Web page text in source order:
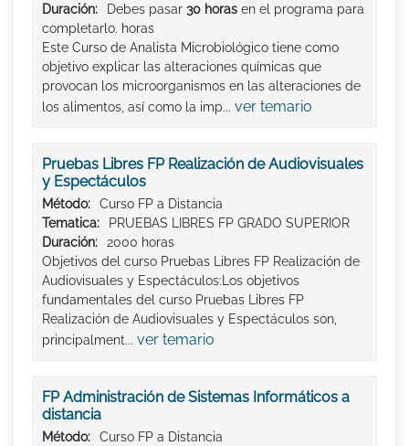
Duración: Debes pasar 30 horas en el programa para
completarlo. horas
Este Curso de Analista Microbiológico tiene como
objetivo explicar las alteraciones químicas que
provocan los microorganismos en las alteraciones de
los alimentos, así como la imp... ver temario
Pruebas Libres FP Realización de Audiovisuales
y Espectáculos
Método:
Curso FP a Distancia
Tematica:
PRUEBAS LIBRES FP GRADO SUPERIOR
Duración:
2000 horas
Objetivos del curso Pruebas Libres FP Realización de
Audiovisuales y Espectáculos:Los objetivos
fundamentales del curso Pruebas Libres FP
Realización de Audiovisuales y Espectáculos son,
principalment... ver temario
FP Administración de Sistemas Informáticos a
distancia
Método:
Curso FP a Distancia